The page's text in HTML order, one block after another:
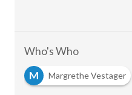
Who's Who
M
Margrethe Vestager